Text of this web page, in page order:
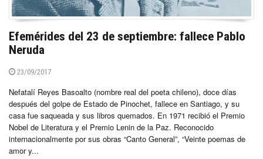
Efemérides del 23 de septiembre: fallece Pablo
Neruda
23/09/2017
Nefatalí Reyes Basoalto (nombre real del poeta chileno), doce días
después del golpe de Estado de Pinochet, fallece en Santiago, y su
casa fue saqueada y sus libros quemados. En 1971 recibió el Premio
Nobel de Literatura y el Premio Lenin de la Paz. Reconocido
internacionalmente por sus obras “Canto General”, “Veinte poemas de
amor y...